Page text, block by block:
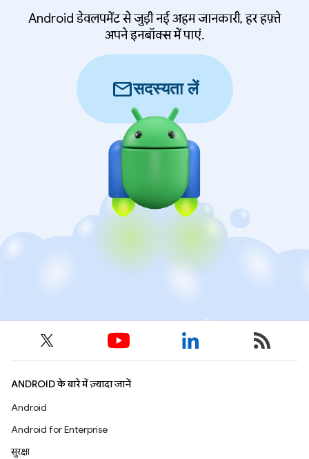
Android डेवलपमेंट से जुड़ी नई अहम जानकारी, हर हफ़्ते
अपने इनबॉक्स में पाएं.
mailसदस्यता लें
ANDROID के बारे में ज़्यादा जानें
Android
Android for Enterprise
सुरक्षा